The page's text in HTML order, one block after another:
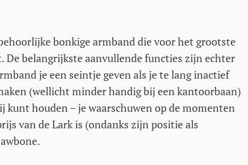
bonkige armband die voor het grootste
De belangrijkste aanvullende functies zijn echter
je een seintje geven als je te lang inactief
(wellicht minder handig bij een kantoorbaan)
kunt houden – je waarschuwen op de momenten
van de Lark is (ondanks zijn positie als